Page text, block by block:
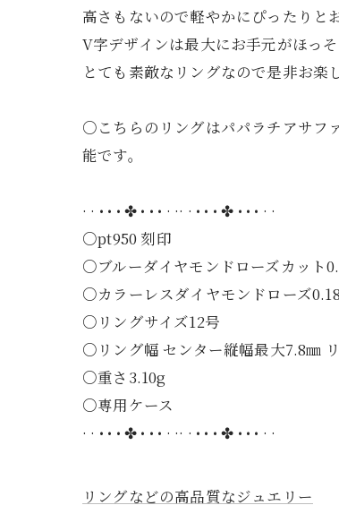
高さもないので軽やかにぴったりと
V字デザインは最大にお手元がほっそ
とても素敵なリングなので是非お楽
○こちらのリングはパパラチアサフ
能です。
· · • • • ✤ • • • · ·· · • • • ✤ • • • · ·
○pt950 刻印
○ブルーダイヤモンドローズカット
○カラーレスダイヤモンドローズ
○リングサイズ12号
○リング幅 センター縦幅最大7.8㎜
○重さ3.10g
○専用ケース
· · • • • ✤ • • • · ·· · • • • ✤ • • • · ·
リングなどの高品質なジュエリー